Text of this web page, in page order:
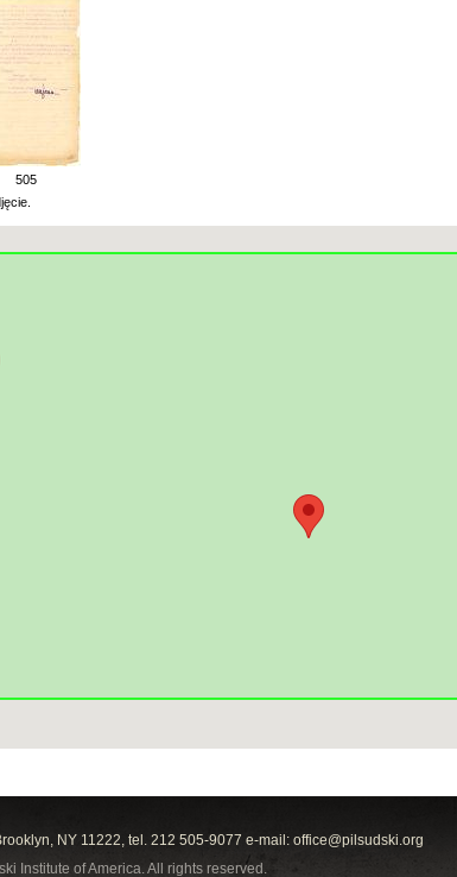
505
NY 11222, tel. 212 505-9077 e-mail: office@pilsudski.org
Institute of America. All rights reserved.